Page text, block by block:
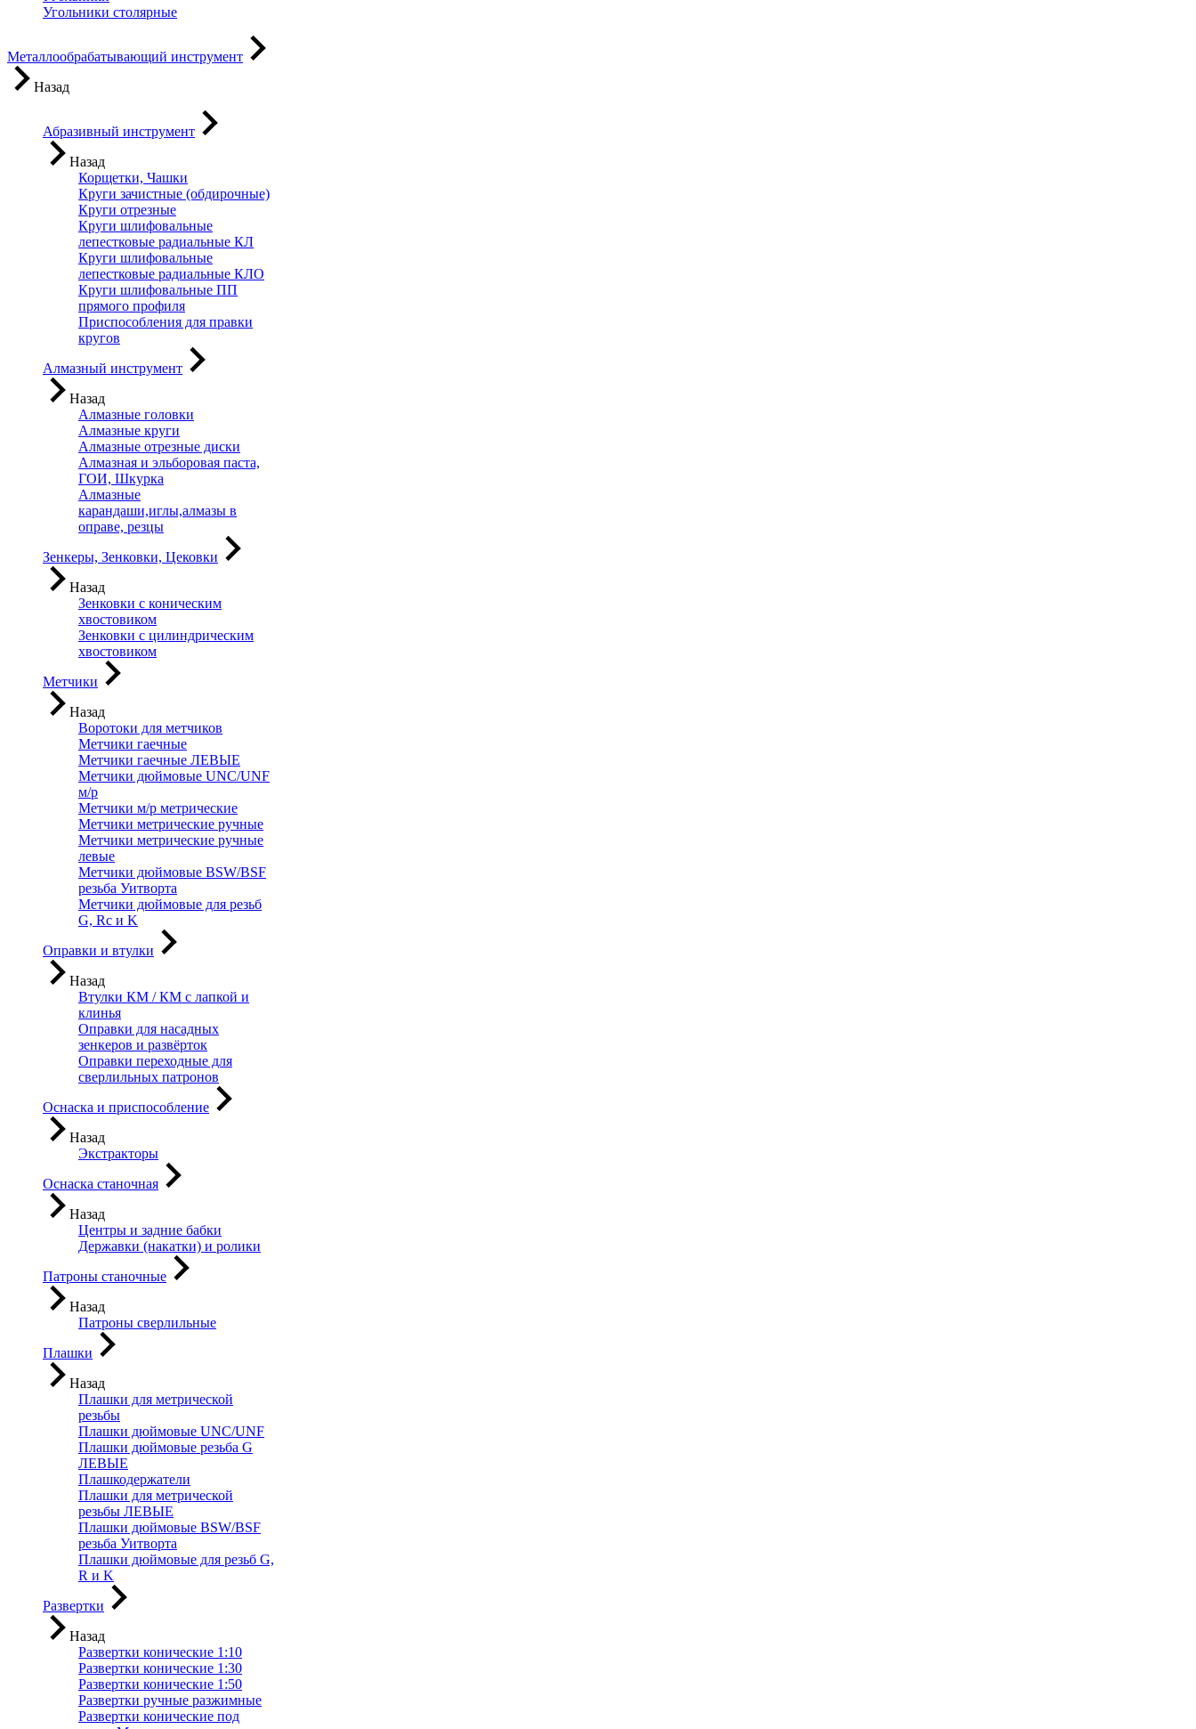
Угольники столярные
Металлообрабатывающий инструмент
Назад
Абразивный инструмент
Назад
Корщетки, Чашки
Круги зачистные (обдирочные)
Круги отрезные
Круги шлифовальные
лепестковые радиальные КЛ
Круги шлифовальные
лепестковые радиальные КЛО
Круги шлифовальные ПП
прямого профиля
Приспособления для правки
кругов
Алмазный инструмент
Назад
Алмазные головки
Алмазные круги
Алмазные отрезные диски
Алмазная и эльборовая паста,
ГОИ, Шкурка
Алмазные
карандаши,иглы,алмазы в
оправе, резцы
Зенкеры, Зенковки, Цековки
Назад
Зенковки с коническим
хвостовиком
Зенковки с цилиндрическим
хвостовиком
Метчики
Назад
Воротоки для метчиков
Метчики гаечные
Метчики гаечные ЛЕВЫЕ
Метчики дюймовые UNC/UNF
м/р
Метчики м/р метрические
Метчики метрические ручные
Метчики метрические ручные
левые
Метчики дюймовые BSW/BSF
резьба Уитворта
Метчики дюймовые для резьб
G, Rc и K
Оправки и втулки
Назад
Втулки КМ / КМ с лапкой и
клинья
Оправки для насадных
зенкеров и развёрток
Оправки переходные для
сверлильных патронов
Оснаска и приспособление
Назад
Экстракторы
Оснаска станочная
Назад
Центры и задние бабки
Державки (накатки) и ролики
Патроны станочные
Назад
Патроны сверлильные
Плашки
Назад
Плашки для метрической
резьбы
Плашки дюймовые UNC/UNF
Плашки дюймовые резьба G
ЛЕВЫЕ
Плашкодержатели
Плашки для метрической
резьбы ЛЕВЫЕ
Плашки дюймовые BSW/BSF
резьба Уитворта
Плашки дюймовые для резьб G,
R и K
Развертки
Назад
Развертки конические 1:10
Развертки конические 1:30
Развертки конические 1:50
Развертки ручные разжимные
Развертки конические под